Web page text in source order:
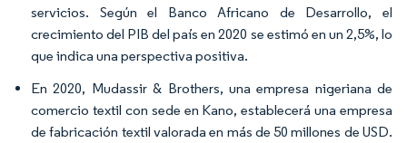
servicios. Según el Banco Africano de Desarrollo, el
crecimiento del PIB del país en 2020 se estimó en un 2,5%, lo
que indica una perspectiva positiva.
En 2020, Mudassir & Brothers, una empresa nigeriana de
comercio textil con sede en Kano, establecerá una empresa
de fabricación textil valorada en más de 50 millones de USD.